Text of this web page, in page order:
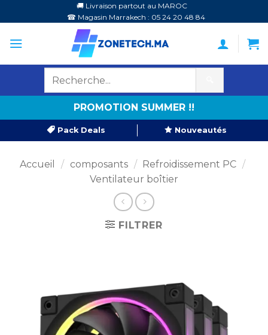
au
contenu
🚚 Livraison partout au MAROC
☎ Magasin Marrakech : 05 24 20 48 84
PROMOTION SUMMER !!
Pack Deals Nouveautés
Accueil / composants / Refroidissement PC /
Ventilateur boîtier
FILTRER